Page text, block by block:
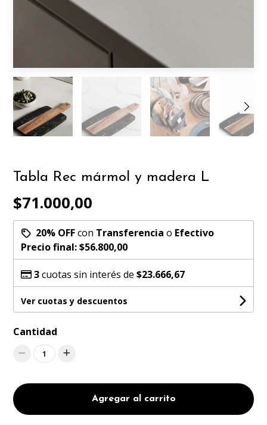
Tabla Rec mármol y madera L
$71.000,00
20% OFFcon Transferencia o Efectivo
Precio final:$56.800,00
3cuotas sin interés de$23.666,67
Ver cuotas y descuentos
Cantidad
1
Agregar al carrito